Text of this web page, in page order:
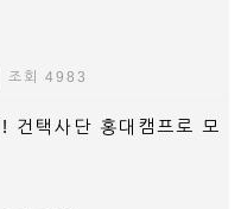
조회 4983
건택사단 홍대캠프로 모